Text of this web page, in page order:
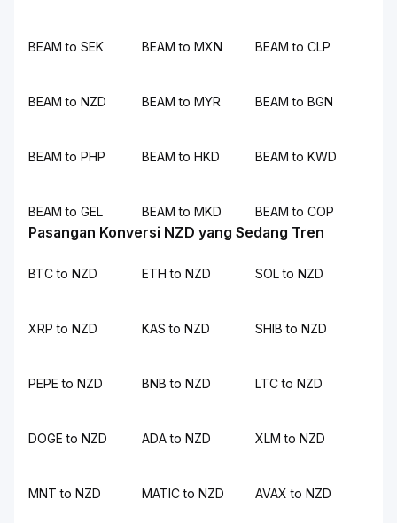
BEAM to SEK BEAM to MXN BEAM to CLP
BEAM to NZD BEAM to MYR BEAM to BGN
BEAM to PHP BEAM to HKD BEAM to KWD
BEAM to GEL BEAM to MKD BEAM to COP
Pasangan Konversi NZD yang Sedang Tren
BTC to NZD ETH to NZD SOL to NZD
XRP to NZD KAS to NZD SHIB to NZD
PEPE to NZD BNB to NZD LTC to NZD
DOGE to NZD ADA to NZD XLM to NZD
MNT to NZD MATIC to NZD AVAX to NZD